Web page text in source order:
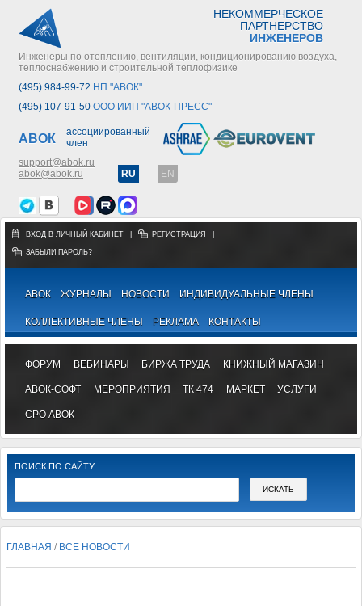
НЕКОММЕРЧЕСКОЕ
ПАРТНЕРСТВО
ИНЖЕНЕРОВ
Инженеры по отоплению, вентиляции, кондиционированию воздуха,
теплоснабжению и строительной теплофизике
(495) 984-99-72 НП "АВОК"
(495) 107-91-50 ООО ИИП "АВОК-ПРЕСС"
АВОК
ассоциированный
член
support@abok.ru
abok@abok.ru
RU EN
ВХОД В ЛИЧНЫЙ КАБИНЕТ РЕГИСТРАЦИЯ
ЗАБЫЛИ ПАРОЛЬ?
АВОК ЖУРНАЛЫ НОВОСТИ ИНДИВИДУАЛЬНЫЕ ЧЛЕНЫ
КОЛЛЕКТИВНЫЕ ЧЛЕНЫ РЕКЛАМА КОНТАКТЫ
ФОРУМ ВЕБИНАРЫ БИРЖА ТРУДА КНИЖНЫЙ МАГАЗИН
АВОК-СОФТ МЕРОПРИЯТИЯ ТК 474 МАРКЕТ УСЛУГИ
СРО АВОК
ПОИСК ПО САЙТУ
ГЛАВНАЯ / ВСЕ НОВОСТИ